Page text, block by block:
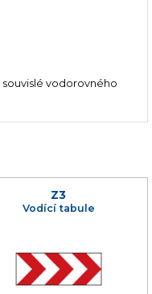
vodorovného
Z3
Vodící tabule